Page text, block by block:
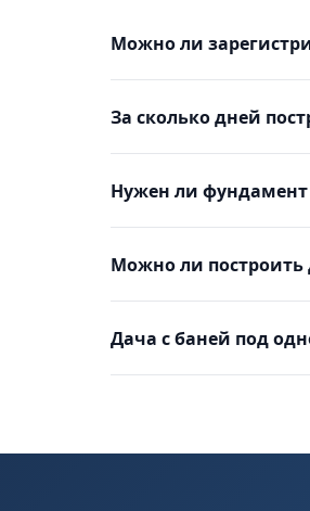
Можно ли
За сколько дней
Нужен ли
Можно ли построить
Дача с баней под